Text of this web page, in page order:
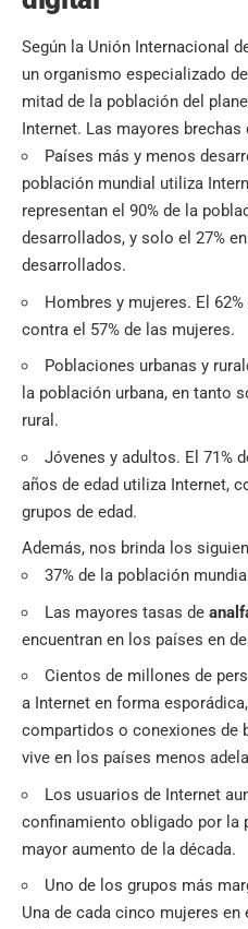
Según la Unión Internacional
un organismo especializado
mitad de la población del
Internet. Las mayores
Países más y menos
población mundial utiliza
representan el 90% de la
desarrollados, y solo el 27%
desarrollados.
Hombres y mujeres. El
contra el 57% de las mujeres.
Poblaciones urbanas y
la población urbana, en tanto
rural.
Jóvenes y adultos. El 71%
años de edad utiliza Internet,
grupos de edad.
Además, nos brinda los
37% de la población
Las mayores tasas de
encuentran en los países en
Cientos de millones de
a Internet en forma
compartidos o conexiones de
vive en los países menos
Los usuarios de Internet
confinamiento obligado por la
mayor aumento de la década.
Uno de los grupos más
Una de cada cinco mujeres